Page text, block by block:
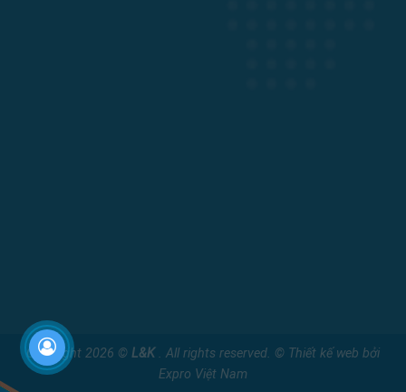
Copyright 2026 © L&K . All rights reserved. © Thiết kế web bởi
Expro Việt Nam